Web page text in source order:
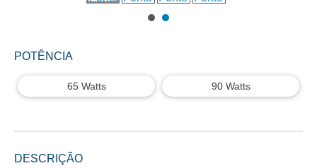
POTÊNCIA
65 Watts 90 Watts
DESCRIÇÃO